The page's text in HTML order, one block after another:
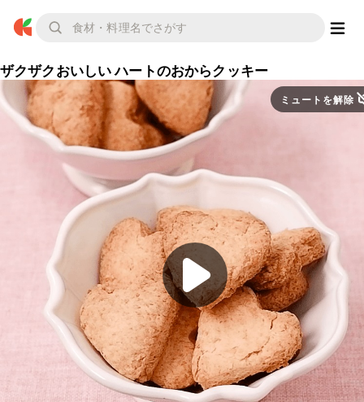
ザクザクおいしい ハートのおからクッキー
ミュートを解除